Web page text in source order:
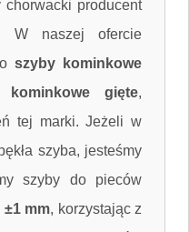
chorwacki producent
W naszej ofercie
szyby kominkowe
kominkowe gięte,
tej marki. Jeżeli w
szyba, jesteśmy
szyby do pieców
±1 mm, korzystając z